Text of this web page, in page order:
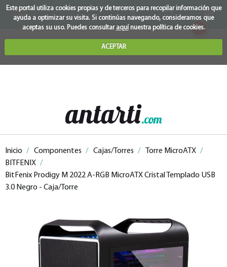
Este portal utiliza cookies propias y de terceros para recopilar información que
ayuda a optimizar su visita. Si continúas navegando, consideramos que
aceptas su uso. Puedes consultar aquínuestra política de cookies.
ACEPTAR
0
Inicio / Componentes / Cajas/Torres / Torre MicroATX /
BITFENIX /
BitFenix Prodigy M 2022 A-RGB MicroATX Cristal Templado USB
3.0 Negro - Caja/Torre